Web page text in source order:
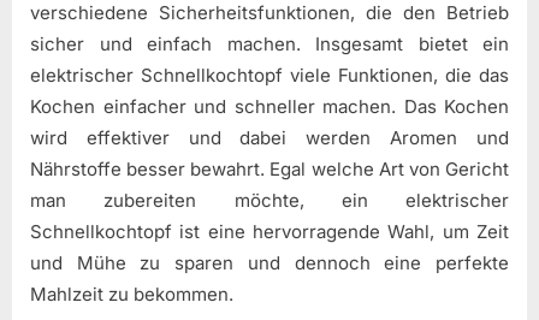
verschiedene Sicherheitsfunktionen, die den Betrieb
sicher und einfach machen. Insgesamt bietet ein
elektrischer Schnellkochtopf viele Funktionen, die das
Kochen einfacher und schneller machen. Das Kochen
wird effektiver und dabei werden Aromen und
Nährstoffe besser bewahrt. Egal welche Art von Gericht
man zubereiten möchte, ein elektrischer
Schnellkochtopf ist eine hervorragende Wahl, um Zeit
und Mühe zu sparen und dennoch eine perfekte
Mahlzeit zu bekommen.